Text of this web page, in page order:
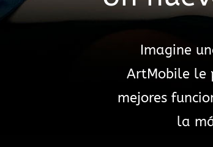
Imagine
ArtMobile le
mejores
la